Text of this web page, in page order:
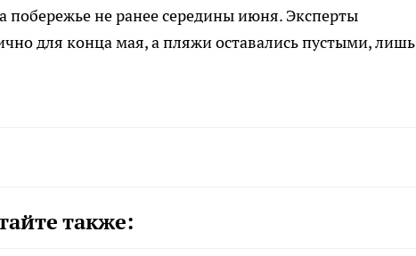
не ранее середины июня. Эксперты
для конца мая, а пляжи оставались пустыми, лишь
также: